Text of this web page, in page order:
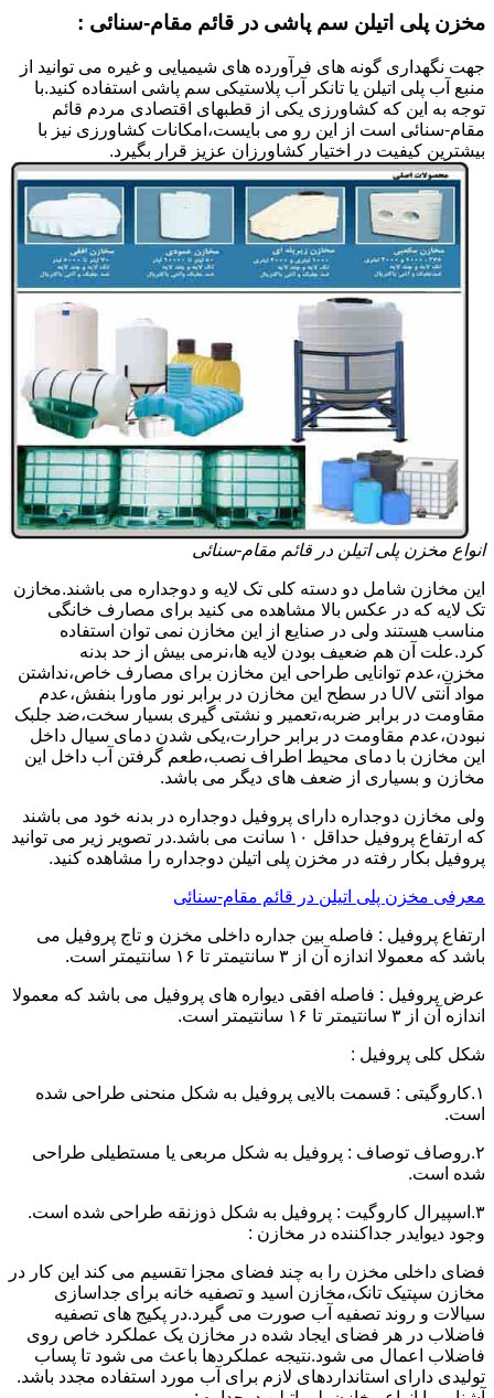
مخزن پلی اتیلن سم پاشی در قائم مقام-سنائی :
جهت نگهداری گونه های فرآورده های شیمیایی و غیره می توانید از
منبع آب پلی اتیلن یا تانکر آب پلاستیکی سم پاشی استفاده کنید.با
توجه به این که کشاورزی یکی از قطبهای اقتصادی مردم قائم
مقام-سنائی است از این رو می بایست،امکانات کشاورزی نیز با
بیشترین کیفیت در اختیار کشاورزان عزیز قرار بگیرد.
انواع مخزن پلی اتیلن در قائم مقام-سنائی
این مخازن شامل دو دسته کلی تک لایه و دوجداره می باشند.مخازن
تک لایه که در عکس بالا مشاهده می کنید برای مصارف خانگی
مناسب هستند ولی در صنایع از این مخازن نمی توان استفاده
کرد.علت آن هم ضعیف بودن لایه ها،نرمی بیش از حد بدنه
مخزن،عدم توانایی طراحی این مخازن برای مصارف خاص،نداشتن
مواد آنتی UV در سطح این مخازن در برابر نور ماورا بنفش،عدم
مقاومت در برابر ضربه،تعمیر و نشتی گیری بسیار سخت،ضد جلبک
نبودن،عدم مقاومت در برابر حرارت،یکی شدن دمای سیال داخل
این مخازن با دمای محیط اطراف نصب،طعم گرفتن آب داخل این
مخازن و بسیاری از ضعف های دیگر می باشد.
ولی مخازن دوجداره دارای پروفیل دوجداره در بدنه خود می باشند
که ارتفاع پروفیل حداقل ۱۰ سانت می باشد.در تصویر زیر می توانید
پروفیل بکار رفته در مخزن پلی اتیلن دوجداره را مشاهده کنید.
معرفی مخزن پلی اتیلن در قائم مقام-سنائی
ارتفاع پروفیل : فاصله بین جداره داخلی مخزن و تاج پروفیل می
باشد که معمولا اندازه آن از ۳ سانتیمتر تا ۱۶ سانتیمتر است.
عرض پروفیل : فاصله افقی دیواره های پروفیل می باشد که معمولا
اندازه آن از ۳ سانتیمتر تا ۱۶ سانتیمتر است.
شکل کلی پروفیل :
۱.کاروگیتی : قسمت بالایی پروفیل به شکل منحنی طراحی شده
است.
۲.روصاف توصاف : پروفیل به شکل مربعی یا مستطیلی طراحی
شده است.
۳.اسپیرال کاروگیت : پروفیل به شکل ذوزنقه طراحی شده است.
وجود دیوایدر جداکننده در مخازن :
فضای داخلی مخزن را به چند فضای مجزا تقسیم می کند این کار در
مخازن سپتیک تانک،مخازن اسید و تصفیه خانه برای جداسازی
سیالات و روند تصفیه آب صورت می گیرد.در پکیج های تصفیه
فاضلاب در هر فضای ایجاد شده در مخازن یک عملکرد خاص روی
فاضلاب اعمال می شود.نتیجه عملکردها باعث می شود تا پساب
تولیدی دارای استانداردهای لازم برای آب مورد استفاده مجدد باشد.